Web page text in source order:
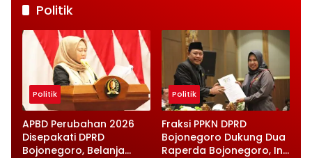
Politik
Politik
APBD Perubahan 2026
Disepakati DPRD
Bojonegoro, Belanja
Politik
Fraksi PPKN DPRD
Bojonegoro Dukung Dua
Raperda Bojonegoro, Ini